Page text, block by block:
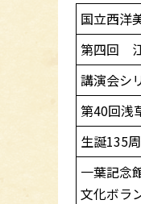
国立西洋
第四回
講演会シ
第40回浅
生誕135
一葉記念
文化ボラ